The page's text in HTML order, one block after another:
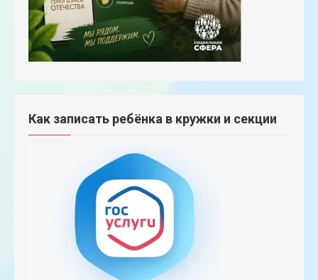
Как записать ребёнка в кружки и секции